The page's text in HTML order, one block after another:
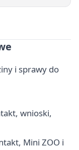
i sprawy do
wnioski,
Mini ZOO i